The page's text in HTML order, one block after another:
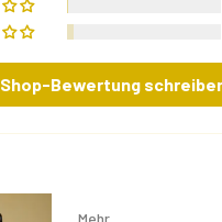
Shop-Bewertung